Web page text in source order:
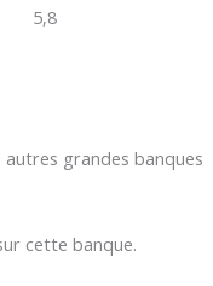
5,8
grandes banques
cette banque.